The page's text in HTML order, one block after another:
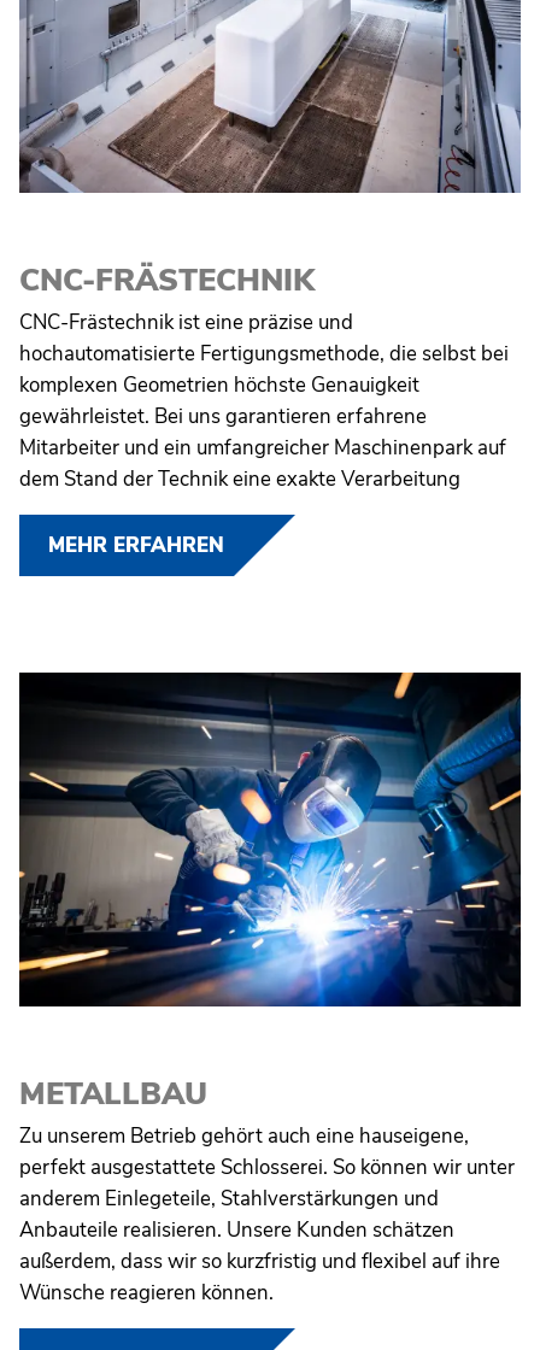
CNC-FRÄSTECHNIK
CNC-Frästechnik ist eine präzise und
hochautomatisierte Fertigungsmethode, die selbst bei
komplexen Geometrien höchste Genauigkeit
gewährleistet. Bei uns garantieren erfahrene
Mitarbeiter und ein umfangreicher Maschinenpark auf
dem Stand der Technik eine exakte Verarbeitung
MEHR ERFAHREN
METALLBAU
Zu unserem Betrieb gehört auch eine hauseigene,
perfekt ausgestattete Schlosserei. So können wir unter
anderem Einlegeteile, Stahlverstärkungen und
Anbauteile realisieren. Unsere Kunden schätzen
außerdem, dass wir so kurzfristig und flexibel auf ihre
Wünsche reagieren können.